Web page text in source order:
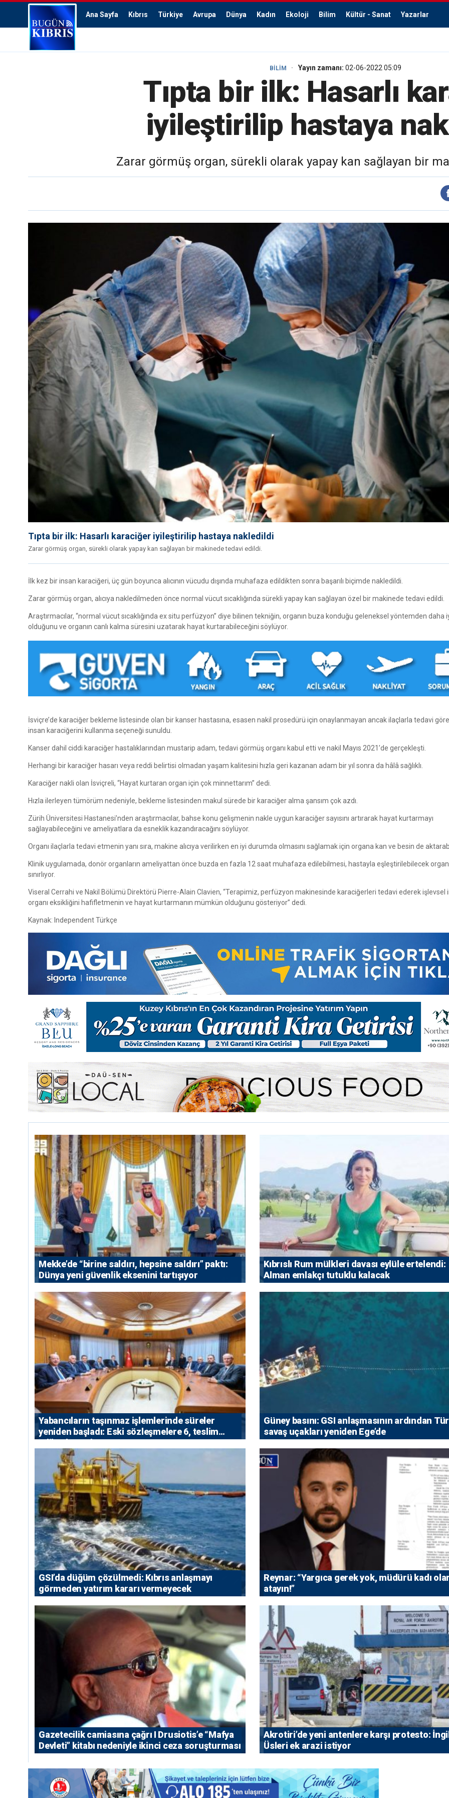
Ana Sayfa Kıbrıs Türkiye Avrupa Dünya Kadın Ekoloji Bilim Kültür - Sanat Yazarlar
BİLİM Yayın zamanı: 02-06-2022 05:09
Tıpta bir ilk: Hasarlı
iyileştirilip hastaya
Zarar görmüş organ, sürekli olarak yapay kan sağlayan bir
Tıpta bir ilk: Hasarlı karaciğer iyileştirilip hastaya nakledildi
Zarar görmüş organ, sürekli olarak yapay kan sağlayan bir makinede tedavi edildi.
İlk kez bir insan karaciğeri, üç gün boyunca alıcının vücudu dışında muhafaza edildikten sonra başarılı biçimde nakledildi.
Zarar görmüş organ, alıcıya nakledilmeden önce normal vücut sıcaklığında sürekli yapay kan sağlayan özel bir makinede tedavi edildi.
Araştırmacılar, “normal vücut sıcaklığında ex situ perfüzyon” diye bilinen tekniğin, organın buza konduğu geleneksel yöntemden daha
olduğunu ve organın canlı kalma süresini uzatarak hayat kurtarabileceğini söylüyor.
İsviçre’de karaciğer bekleme listesinde olan bir kanser hastasına, esasen nakil prosedürü için onaylanmayan ancak ilaçlarla tedavi
insan karaciğerini kullanma seçeneği sunuldu.
Kanser dahil ciddi karaciğer hastalıklarından mustarip adam, tedavi görmüş organı kabul etti ve nakil Mayıs 2021’de gerçekleşti.
Herhangi bir karaciğer hasarı veya reddi belirtisi olmadan yaşam kalitesini hızla geri kazanan adam bir yıl sonra da hâlâ sağlıklı.
Karaciğer nakli olan İsviçreli, “Hayat kurtaran organ için çok minnettarım” dedi.
Hızla ilerleyen tümörüm nedeniyle, bekleme listesinden makul sürede bir karaciğer alma şansım çok azdı.
Zürih Üniversitesi Hastanesi’nden araştırmacılar, bahse konu gelişmenin nakle uygun karaciğer sayısını artırarak hayat kurtarmayı
sağlayabileceğini ve ameliyatlara da esneklik kazandıracağını söylüyor.
Organı ilaçlarla tedavi etmenin yanı sıra, makine alıcıya verilirken en iyi durumda olmasını sağlamak için organa kan ve besin de
Klinik uygulamada, donör organların ameliyattan önce buzda en fazla 12 saat muhafaza edilebilmesi, hastayla eşleştirilebilecek organ
sınırlıyor.
Viseral Cerrahi ve Nakil Bölümü Direktörü Pierre-Alain Clavien, “Terapimiz, perfüzyon makinesinde karaciğerleri tedavi ederek işlevsel
organı eksikliğini hafifletmenin ve hayat kurtarmanın mümkün olduğunu gösteriyor” dedi.
Kaynak: Independent Türkçe
Mekke’de “birine saldırı, hepsine saldırı” paktı:
Dünya yeni güvenlik eksenini tartışıyor
Kıbrıslı Rum mülkleri davası eylüle ertelendi:
Alman emlakçı tutuklu kalacak
Yabancıların taşınmaz işlemlerinde süreler
yeniden başladı: Eski sözleşmelere 6, teslim
edilen konutlara 36 ay
Güney basını: ⁠GSI anlaşmasının ardından
savaş uçakları yeniden Ege’de
GSI’da düğüm çözülmedi: Kıbrıs anlaşmayı
görmeden yatırım kararı vermeyecek
Reynar: “Yargıca gerek yok, müdürü kadı
atayın!”
Gazetecilik camiasına çağrı I ⁠Drusiotis’e “Mafya
Devleti” kitabı nedeniyle ikinci ceza soruşturması
⁠Akrotiri’de yeni antenlere karşı protesto:
Üsleri ek arazi istiyor